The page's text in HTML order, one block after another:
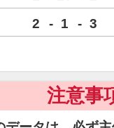
2 - 1 - 3
注意事